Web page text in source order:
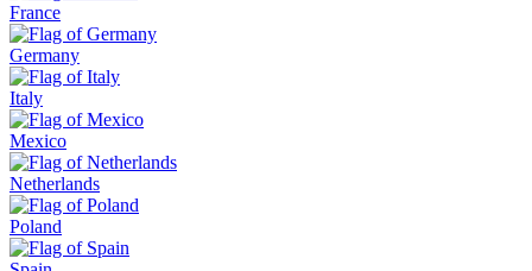
France
Germany
Italy
Mexico
Netherlands
Poland